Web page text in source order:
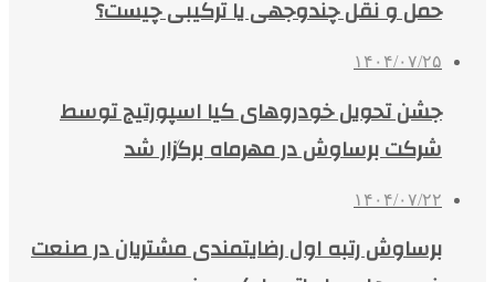
حمل و نقل چندوجهی یا ترکیبی چیست؟
۱۴۰۴/۰۷/۲۵
جشن تحویل خودروهای کیا اسپورتیج توسط
شرکت برساوش در مهرماه برگزار شد
۱۴۰۴/۰۷/۲۲
برساوش رتبه اول رضایتمندی مشتریان در صنعت